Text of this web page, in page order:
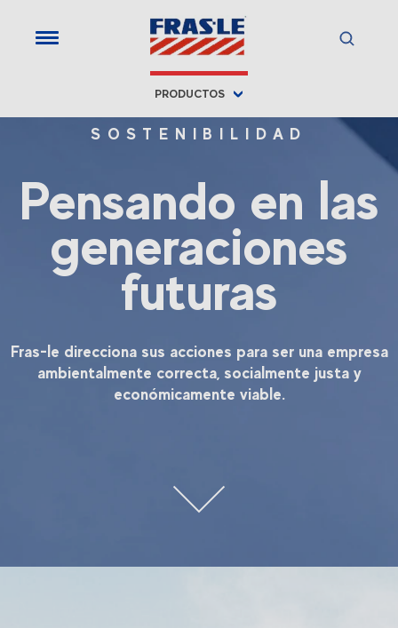
PRODUCTOS
SOSTENIBILIDAD
Pensando en las
generaciones
futuras
Fras-le direcciona sus acciones para ser una empresa
ambientalmente correcta, socialmente justa y
económicamente viable.